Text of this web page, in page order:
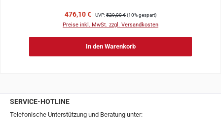
Verkaufspreis:
476,10 € Regulärer Preis:
UVP:529,00 €(10% gespart)
Preise inkl. MwSt. zzgl. Versandkosten
In den Warenkorb
SERVICE-HOTLINE
Telefonische Unterstützung und Beratung unter: